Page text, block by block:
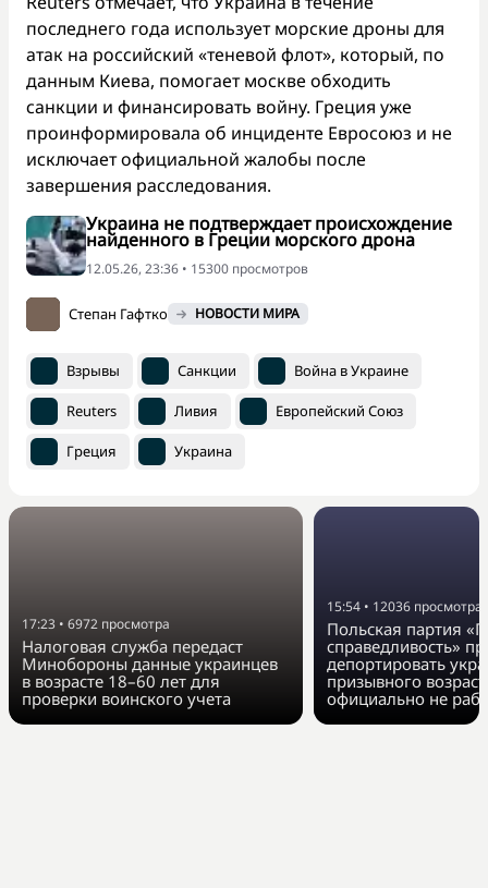
последнего года использует морские дроны для
атак на российский «теневой флот», который, по
данным Киева, помогает москве обходить
санкции и финансировать войну. Греция уже
проинформировала об инциденте Евросоюз и не
исключает официальной жалобы после
завершения расследования.
Украина не подтверждает происхождение
найденного в Греции морского дрона
12.05.26, 23:36 • 15300 просмотров
Степан Гафтко НОВОСТИ МИРА
Взрывы Санкции Война в Украине
Reuters Ливия Европейский Союз
Греция Украина
17:23 • 6972 просмотра
Налоговая служба передаст
Минобороны данные украинцев
в возрасте 18–60 лет для
проверки воинского учета
15:54 • 12036 просмотра
Польская партия
справедливость»
депортировать
призывного
официально не